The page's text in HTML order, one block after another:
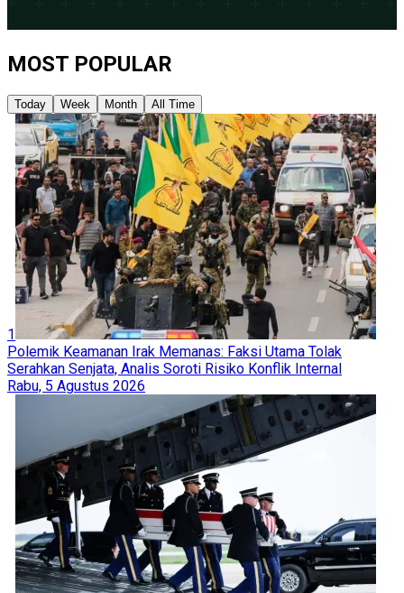
MOST POPULAR
Today Week Month All Time
1
Polemik Keamanan Irak Memanas: Faksi Utama Tolak
Serahkan Senjata, Analis Soroti Risiko Konflik Internal
Rabu, 5 Agustus 2026